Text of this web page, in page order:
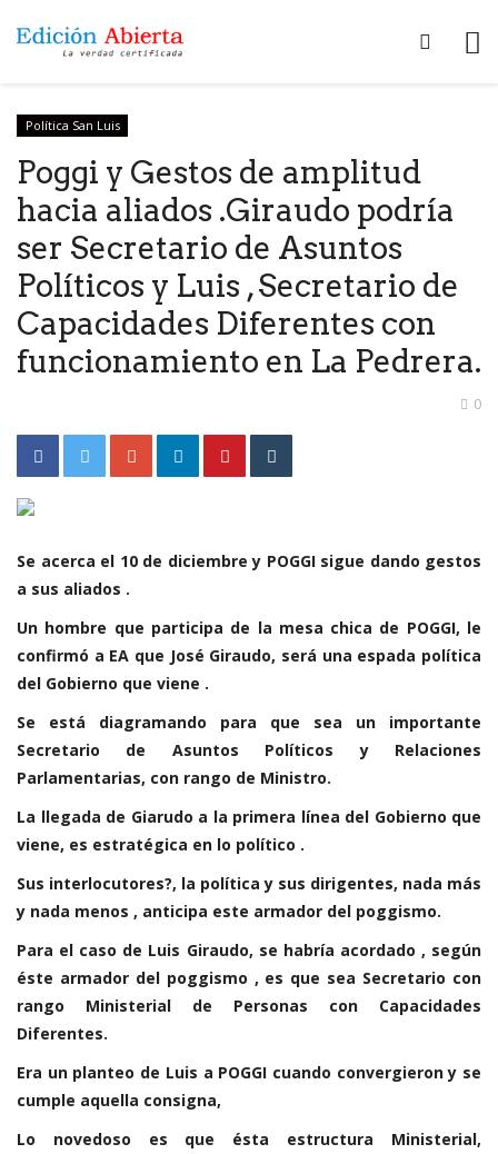
Política San Luis
Poggi y Gestos de amplitud
hacia aliados .Giraudo podría
ser Secretario de Asuntos
Políticos y Luis , Secretario de
Capacidades Diferentes con
funcionamiento en La Pedrera.
0
Se acerca el 10 de diciembre y POGGI sigue dando gestos
a sus aliados .
Un hombre que participa de la mesa chica de POGGI, le
confirmó a EA que José Giraudo, será una espada política
del Gobierno que viene .
Se está diagramando para que sea un importante
Secretario de Asuntos Políticos y Relaciones
Parlamentarias, con rango de Ministro.
La llegada de Giarudo a la primera línea del Gobierno que
viene, es estratégica en lo político .
Sus interlocutores?, la política y sus dirigentes, nada más
y nada menos , anticipa este armador del poggismo.
Para el caso de Luis Giraudo, se habría acordado , según
éste armador del poggismo , es que sea Secretario con
rango Ministerial de Personas con Capacidades
Diferentes.
Era un planteo de Luis a POGGI cuando convergieron y se
cumple aquella consigna,
Lo novedoso es que ésta estructura Ministerial,